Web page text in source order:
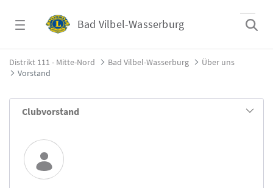
Bad Vilbel-Wasserburg
Vorstand - Bad Vilbel-Wasserburg
Distrikt 111 - Mitte-Nord Bad Vilbel-Wasserburg
Über uns
Vorstand
Clubvorstand